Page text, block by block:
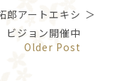
郎アートエキシ
ビジョン開催中
Older Post